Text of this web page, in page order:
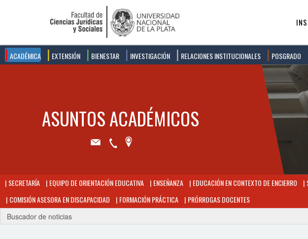
ACADÉMICA EXTENSIÓN BIENESTAR INVESTIGACIÓN RELACIONES INSTITUCIONALES POSGRADO
SECRETARÍA EQUIPO DE ORIENTACIÓN EDUCATIVA ENSEÑANZA EDUCACIÓN EN CONTEXTO DE ENCIERRO
COMISIÓN ASESORA EN DISCAPACIDAD
FORMACIÓN PRÁCTICA PRÓRROGAS DOCENTES